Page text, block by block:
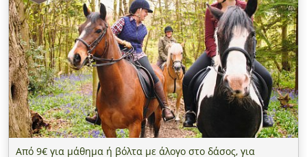
Από 9€ για μάθημα ή βόλτα με άλογο στο δάσος, για